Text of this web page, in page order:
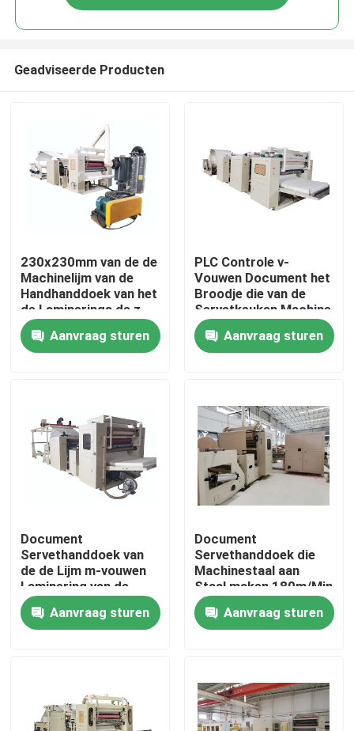
Huis
Producten
Ongeveer ons
Fabrieksreis
Contacteer ons
Nieuws
gezichtsweefselmachine
Geadviseerde Producten
230x230mm van de de
Machinelijm van de
Handhanddoek van het
de Laminerings de z-
Vouwen Punt aan Punt
maken in reliëf
Aanvraag sturen
PLC Controle v-
Vouwen Document het
Broodje die van de
Servetkeuken Machine
90-100m/Min maken
Aanvraag sturen
Document
Servethanddoek van
de de Lijm m-vouwen
Laminering van de
Productiemachine
Aanvraag sturen
Document
Servethanddoek die
Machinestaal aan
Staal maken 180m/Min
in reliëf maken
Aanvraag sturen